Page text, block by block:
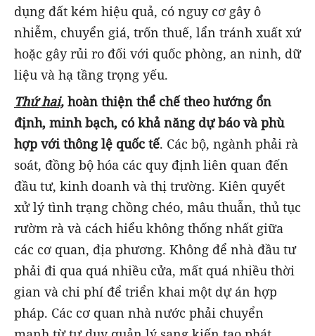
dụng đất kém hiệu quả, có nguy cơ gây ô
nhiễm, chuyển giá, trốn thuế, lẩn tránh xuất xứ
hoặc gây rủi ro đối với quốc phòng, an ninh, dữ
liệu và hạ tầng trọng yếu.
Thứ hai, hoàn thiện thể chế theo hướng ổn
định, minh bạch, có khả năng dự báo và phù
hợp với thông lệ quốc tế. Các bộ, ngành phải rà
soát, đồng bộ hóa các quy định liên quan đến
đầu tư, kinh doanh và thị trường. Kiên quyết
xử lý tình trạng chồng chéo, mâu thuẫn, thủ tục
rườm rà và cách hiểu không thống nhất giữa
các cơ quan, địa phương. Không để nhà đầu tư
phải đi qua quá nhiều cửa, mất quá nhiều thời
gian và chi phí để triển khai một dự án hợp
pháp. Các cơ quan nhà nước phải chuyển